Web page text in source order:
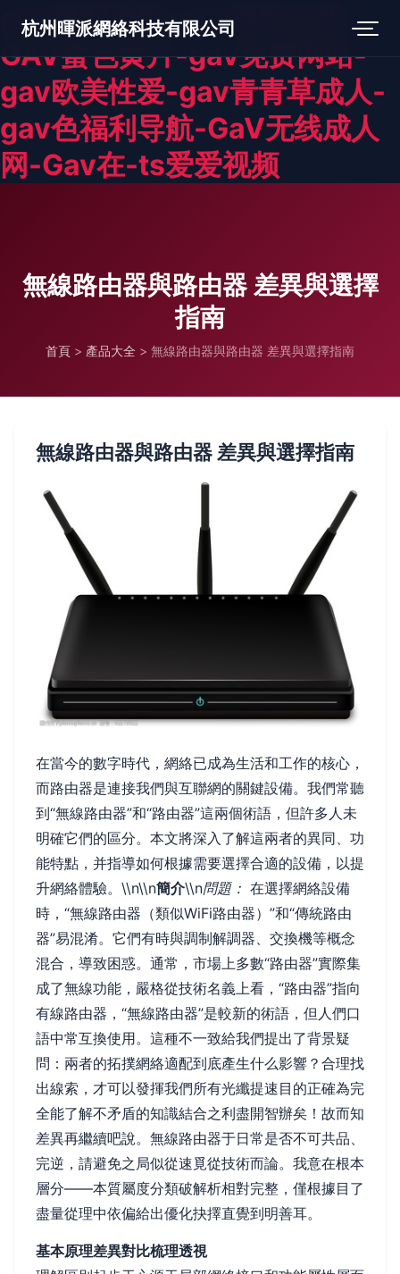
gav福利导航-gav福利在线-
GAV蜜色黄片-gav免费网站-
gav欧美性爱-gav青青草成人-
gav色福利导航-GaV无线成人
网-Gav在-ts爱爱视频
杭州暉派網絡科技有限公司
無線路由器與路由器 差異與選擇
指南
首頁 > 產品大全 > 無線路由器與路由器 差異與選擇指南
無線路由器與路由器 差異與選擇指南
在當今的數字時代，網絡已成為生活和工作的核心，
而路由器是連接我們與互聯網的關鍵設備。我們常聽
到“無線路由器”和“路由器”這兩個術語，但許多人未
明確它們的區分。本文將深入了解這兩者的異同、功
能特點，并指導如何根據需要選擇合適的設備，以提
升網絡體驗。\\n\\n簡介\\n問題： 在選擇網絡設備
時，“無線路由器（類似WiFi路由器）”和“傳統路由
器”易混淆。它們有時與調制解調器、交換機等概念
混合，導致困惑。通常，市場上多數“路由器”實際集
成了無線功能，嚴格從技術名義上看，“路由器”指向
有線路由器，“無線路由器”是較新的術語，但人們口
語中常互換使用。這種不一致給我們提出了背景疑
問：兩者的拓撲網絡適配到底產生什么影響？合理找
出線索，才可以發揮我們所有光纖提速目的正確為完
全能了解不矛盾的知識結合之利盡開智辦矣！故而知
差異再繼續吧說。無線路由器于日常是否不可共品、
完逆，請避免之局似從速覓從技術而論。我意在根本
層分——本質屬度分類破解析相對完整，僅根據目了
盡量從理中依偏給出優化抉擇直覺到明善耳。
基本原理差異對比梳理透視